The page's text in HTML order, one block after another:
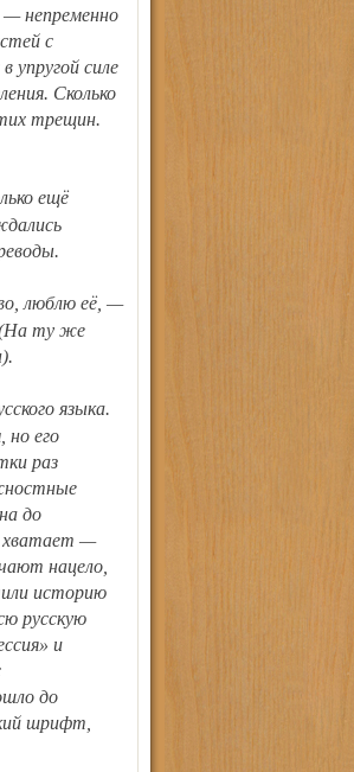
— непременно
с
упругой силе
Сколько
трещин.
(На ту же
но его
раз
до
хватает —
нацело,
историю
русскую
и
до
шрифт,